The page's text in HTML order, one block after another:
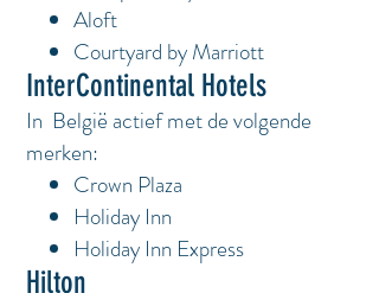
Aloft
Courtyard by Marriott
InterContinental Hotels
In België actief met de volgende
merken:
Crown Plaza
Holiday Inn
Holiday Inn Express
Hilton